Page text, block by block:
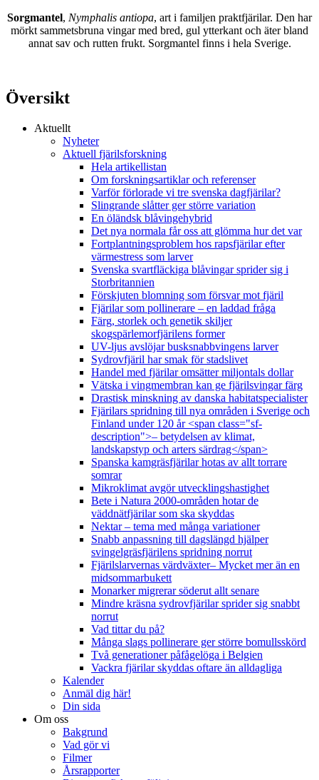
Sorgmantel, Nymphalis antiopa, art i familjen praktfjärilar. Den har
mörkt sammetsbruna vingar med bred, gul ytterkant och äter bland
annat sav och rutten frukt. Sorgmantel finns i hela Sverige.
Översikt
Aktuellt
Nyheter
Aktuell fjärilsforskning
Hela artikellistan
Om forskningsartiklar och referenser
Varför förlorade vi tre svenska dagfjärilar?
Slingrande slåtter ger större variation
En öländsk blåvingehybrid
Det nya normala får oss att glömma hur det var
Fortplantningsproblem hos rapsfjärilar efter
värmestress som larver
Svenska svartfläckiga blåvingar sprider sig i
Storbritannien
Förskjuten blomning som försvar mot fjäril
Fjärilar som pollinerare – en laddad fråga
Färg, storlek och genetik skiljer
skogspärlemorfjärilens former
UV-ljus avslöjar busksnabbvingens larver
Sydrovfjäril har smak för stadslivet
Handel med fjärilar omsätter miljontals dollar
Vätska i vingmembran kan ge fjärilsvingar färg
Drastisk minskning av danska habitatspecialister
Fjärilars spridning till nya områden i Sverige och
Finland under 120 år <span class="sf-
description">– betydelsen av klimat,
landskapstyp och arters särdrag</span>
Spanska kamgräsfjärilar hotas av allt torrare
somrar
Mikroklimat avgör utvecklingshastighet
Bete i Natura 2000-områden hotar de
väddnätfjärilar som ska skyddas
Nektar – tema med många variationer
Snabb anpassning till dagslängd hjälper
svingelgräsfjärilens spridning norrut
Fjärilslarvernas värdväxter– Mycket mer än en
midsommarbukett
Monarker migrerar söderut allt senare
Mindre kräsna sydrovfjärilar sprider sig snabbt
norrut
Vad tittar du på?
Många slags pollinerare ger större bomullsskörd
Två generationer påfågelöga i Belgien
Vackra fjärilar skyddas oftare än alldagliga
Kalender
Anmäl dig här!
Din sida
Om oss
Bakgrund
Vad gör vi
Filmer
Årsrapporter